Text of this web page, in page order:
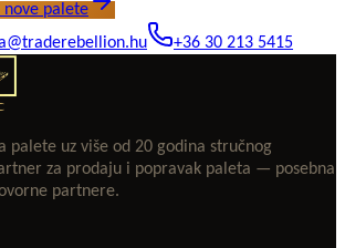
nove palete
+36 30 213 5415
palete uz više od 20 godina stručnog
za prodaju i popravak paleta — posebna
partnere.